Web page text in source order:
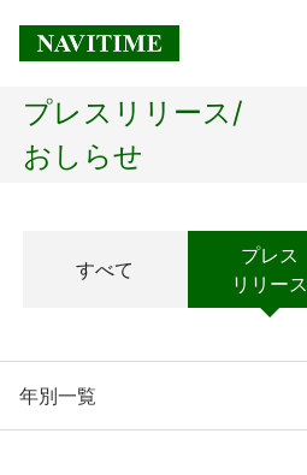
トップページ
経営理念
プレスリリース/
おしらせ
すべて
プレス
リリース
年別一覧